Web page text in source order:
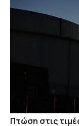
Πτώση στις